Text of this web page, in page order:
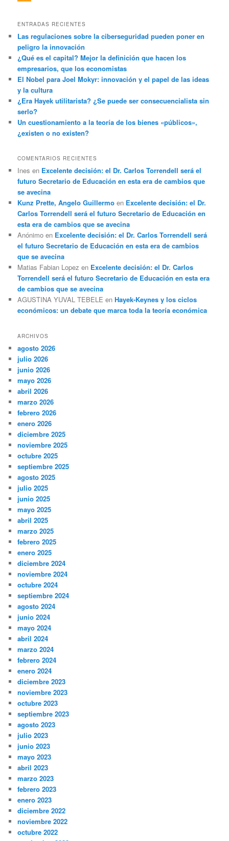
ENTRADAS RECIENTES
Las regulaciones sobre la ciberseguridad pueden poner en
peligro la innovación
¿Qué es el capital? Mejor la definición que hacen los
empresarios, que los economistas
El Nobel para Joel Mokyr: innovación y el papel de las ideas
y la cultura
¿Era Hayek utilitarista? ¿Se puede ser consecuencialista sin
serlo?
Un cuestionamiento a la teoría de los bienes «públicos»,
¿existen o no existen?
COMENTARIOS RECIENTES
Ines en Excelente decisión: el Dr. Carlos Torrendell será el
futuro Secretario de Educación en esta era de cambios que
se avecina
Kunz Prette, Angelo Guillermo en Excelente decisión: el Dr.
Carlos Torrendell será el futuro Secretario de Educación en
esta era de cambios que se avecina
Anónimo en Excelente decisión: el Dr. Carlos Torrendell será
el futuro Secretario de Educación en esta era de cambios
que se avecina
Matias Fabian Lopez en Excelente decisión: el Dr. Carlos
Torrendell será el futuro Secretario de Educación en esta era
de cambios que se avecina
AGUSTINA YUVAL TEBELE enHayek-Keynes y los ciclos
económicos: un debate que marca toda la teoría económica
ARCHIVOS
agosto 2026
julio 2026
junio 2026
mayo 2026
abril 2026
marzo 2026
febrero 2026
enero 2026
diciembre 2025
noviembre 2025
octubre 2025
septiembre 2025
agosto 2025
julio 2025
junio 2025
mayo 2025
abril 2025
marzo 2025
febrero 2025
enero 2025
diciembre 2024
noviembre 2024
octubre 2024
septiembre 2024
agosto 2024
junio 2024
mayo 2024
abril 2024
marzo 2024
febrero 2024
enero 2024
diciembre 2023
noviembre 2023
octubre 2023
septiembre 2023
agosto 2023
julio 2023
junio 2023
mayo 2023
abril 2023
marzo 2023
febrero 2023
enero 2023
diciembre 2022
noviembre 2022
octubre 2022